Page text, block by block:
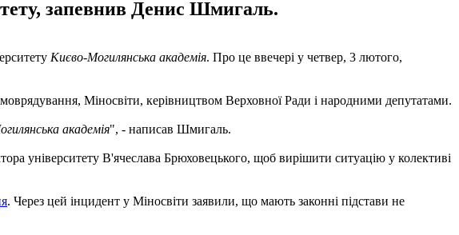
запевнив Денис Шмигаль.
Києво-Могилянська академія. Про це ввечері у четвер, 3 лютого,
Міносвіти, керівництвом Верховної Ради і народними депутатами.
академія", - написав Шмигаль.
університету В'ячеслава Брюховецького, щоб вирішити ситуацію у колективі
. Через цей інцидент у Міносвіти заявили, що мають законні підстави не